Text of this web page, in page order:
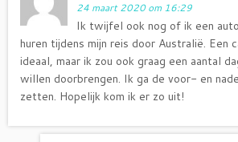
24 maart 2020 om 16:29
Ik twijfel ook nog of ik een
huren tijdens mijn reis door Australië. Een
ideaal, maar ik zou ook graag een aantal
willen doorbrengen. Ik ga de voor- en
zetten. Hopelijk kom ik er zo uit!